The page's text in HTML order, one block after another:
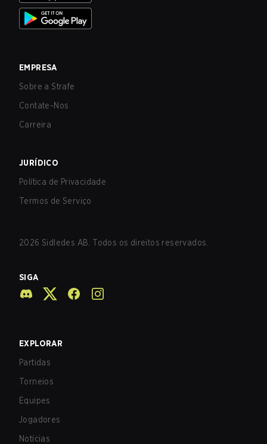
EMPRESA
Sobre a Strafe
Contate-Nos
Carreira
JURÍDICO
Política de Privacidade
Termos de Serviço
2026 Sidledes AB. Todos os direitos reservados.
SIGA
EXPLORAR
Partidas
Torneios
Equipes
Jogadores
Notícias